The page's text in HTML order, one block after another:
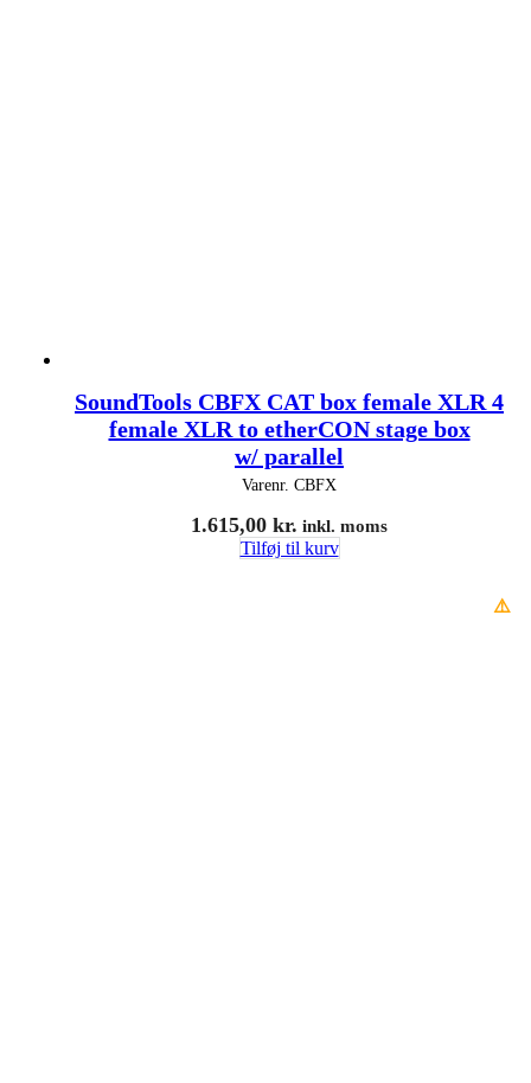
SoundTools CBFX CAT box female XLR 4
female XLR to etherCON stage box
w/ parallel
Varenr. CBFX
1.615,00 kr. inkl. moms
Tilføj til kurv
⚠️